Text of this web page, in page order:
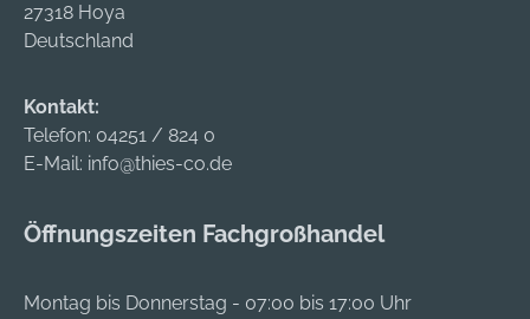
27318 Hoya
Deutschland
Kontakt:
Telefon: 04251 / 824 0
E-Mail: info@thies-co.de
Öffnungszeiten Fachgroßhandel
Montag bis Donnerstag - 07:00 bis 17:00 Uhr